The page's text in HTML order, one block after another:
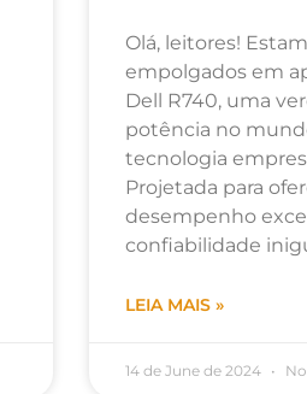
Olá, leitores!
empolgados em
Dell R740, uma
potência no
tecnologia
Projetada para
desempenho
confiabilidade
LEIA MAIS »
14 de June de 2024